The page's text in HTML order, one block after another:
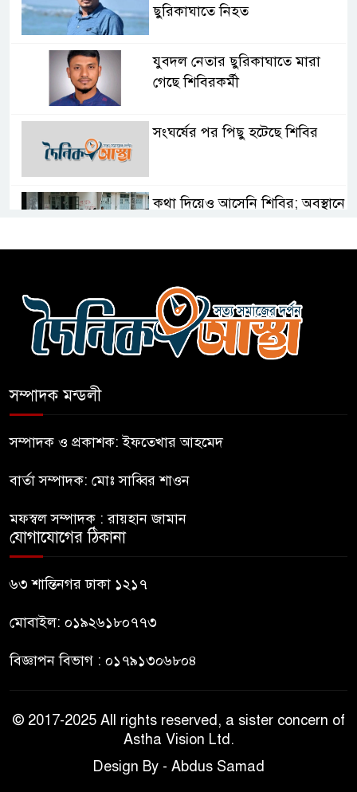
ছুরিকাঘাতে নিহত
যুবদল নেতার ছুরিকাঘাতে মারা
গেছে শিবিরকর্মী
সংঘর্ষের পর পিছু হটেছে শিবির
কথা দিয়েও আসেনি শিবির; অবস্থানে
বলাকা লাউঞ্জে আগুন
নীলফামারীতে ৫ দিনেও ফিরেনি
মেট্রিক টন টিয়ার শেল
মানবিক মূল্যবোধ সম্পন্ন বিচারকের
সম্পাদক মন্ডলী
সম্পাদক ও প্রকাশক: ইফতেখার আহমেদ
বার্তা সম্পাদক: মোঃ সাব্বির শাওন
মফস্বল সম্পাদক : রায়হান জামান
যোগাযোগের ঠিকানা
৬৩ শান্তিনগর ঢাকা ১২১৭
মোবাইল: ০১৯২৬১৮০৭৭৩
বিজ্ঞাপন বিভাগ : ০১৭৯১৩০৬৮০৪
© 2017-2025 All rights reserved, a sister concern of
Astha Vision Ltd.
Design By - Abdus Samad